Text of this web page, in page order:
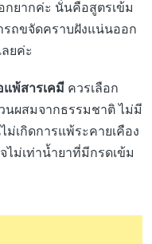
กยากค่ะ นั่นคือสูตรเข้ม
ถขจัดคราบฝังแน่นออก
ยค่ะ
แพ้สารเคมี ควรเลือก
นผสมจากธรรมชาติ ไม่มี
เกิดการแพ้ระคายเคือง
ม่เท่าน้ำยาที่มีกรดเข้ม